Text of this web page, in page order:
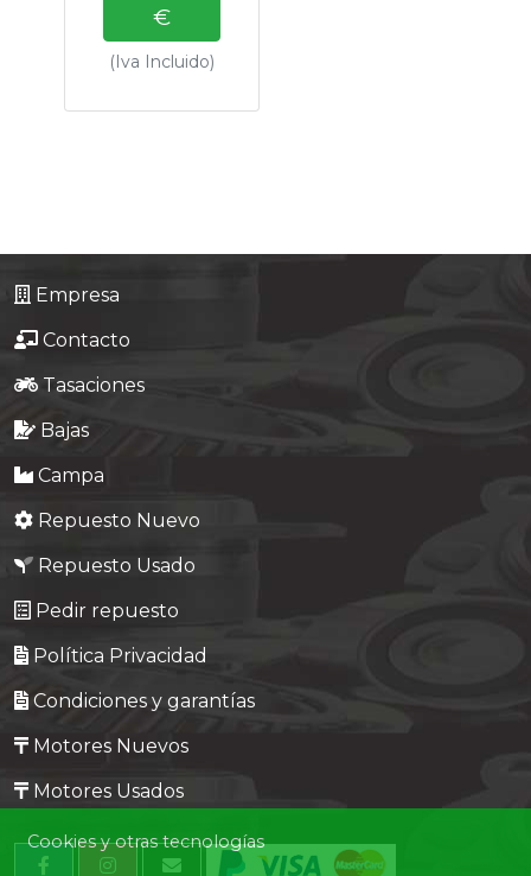
Contacto€
(Iva Incluido)
Empresa
Contacto
Tasaciones
Bajas
Campa
Repuesto Nuevo
Repuesto Usado
Pedir repuesto
Política Privacidad
Condiciones y garantías
Motores Nuevos
Motores Usados
Cookies y otras tecnologías